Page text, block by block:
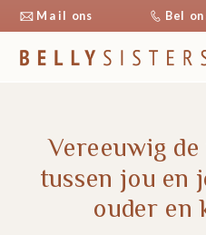
Bel
Mail ons
Vereeuwig
tussen jou en
ouder en